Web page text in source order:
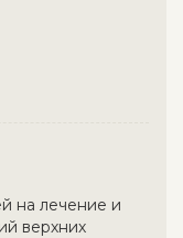
на лечение и
верхних